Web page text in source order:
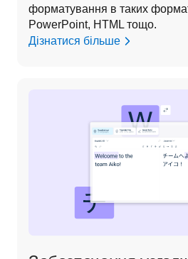
форматування в таких
PowerPoint, HTML тощо.
Дізнатися більше